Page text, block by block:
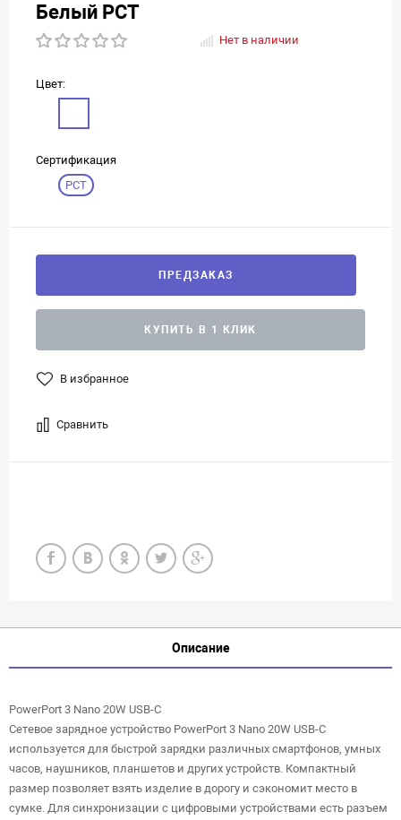
Белый РСТ
Нет в наличии
Цвет:
Сертификация
РСТ
ПРЕДЗАКАЗ
КУПИТЬ В 1 КЛИК
В избранное
Сравнить
Описание
PowerPort 3 Nano 20W USB-C
Сетевое зарядное устройство PowerPort 3 Nano 20W USB-C
используется для быстрой зарядки различных смартфонов, умных
часов, наушников, планшетов и других устройств. Компактный
размер позволяет взять изделие в дорогу и сэкономит место в
сумке. Для синхронизации с цифровыми устройствами есть разъем